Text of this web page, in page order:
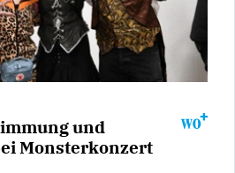
und
Monsterkonzert